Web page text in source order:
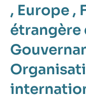
, Europe ,
étrangère